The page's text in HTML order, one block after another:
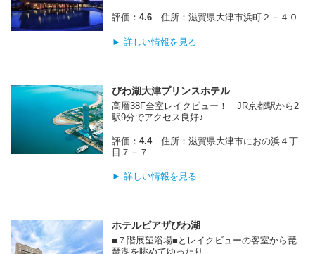
評価：4.6 住所：滋賀県大津市浜町２－４０
► 詳しい情報を見る
びわ湖大津プリンスホテル
高層38F全室レイクビュー！ JR京都駅から2
駅9分でアクセス良好♪
評価：4.4住所：滋賀県大津市におの浜４丁
目７－７
► 詳しい情報を見る
ホテルピアザびわ湖
■７階展望浴場■とレイクビューの客室から琵
琶湖を眺めてゆったり